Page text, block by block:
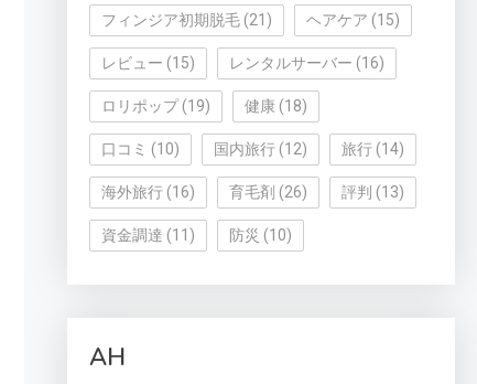
フィンジア初期脱毛(21) ヘアケア (15)
レビュー (15) レンタルサーバー (16)
ロリポップ(19) 健康(18)
口コミ (10) 国内旅行(12) 旅行(14)
海外旅行(16) 育毛剤 (26) 評判 (13)
資金調達 (11) 防災 (10)
AH